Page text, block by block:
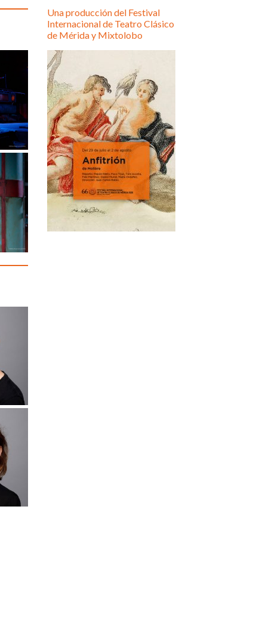
Una producción del Festival
Internacional de Teatro Clásico
de Mérida y Mixtolobo